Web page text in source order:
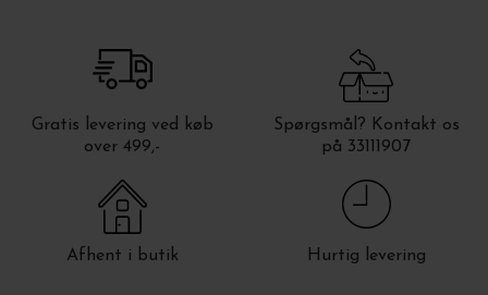
Gratis levering ved køb
over 499,-
Spørgsmål? Kontakt os
på 33111907
Afhent i butik Hurtig levering